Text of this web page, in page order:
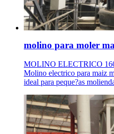
molino para moler
MOLINO ELECTRICO
Molino electrico para maiz
ideal para peque?as